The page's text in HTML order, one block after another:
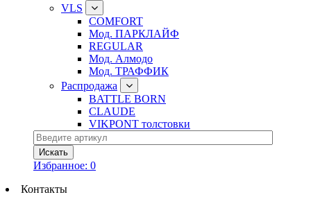
VLS
COMFORT
Мод. ПАРКЛАЙФ
REGULAR
Мод. Алмодо
Мод. ТРАФФИК
Распродажа
BATTLE BORN
CLAUDE
VIKPONT толстовки
Избранное: 0
Контакты